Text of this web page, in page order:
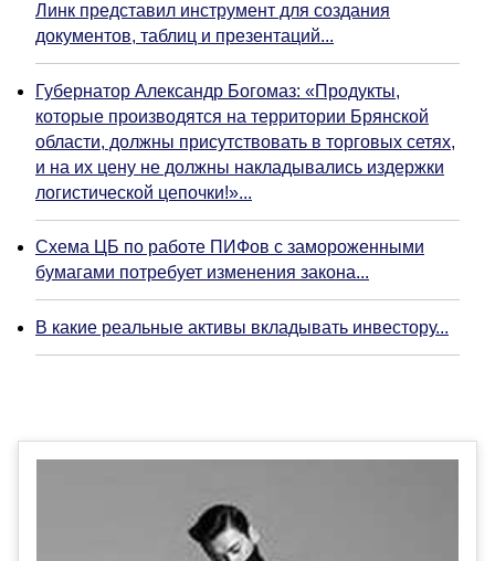
Линк представил инструмент для создания
документов, таблиц и презентаций...
Губернатор Александр Богомаз: «Продукты,
которые производятся на территории Брянской
области, должны присутствовать в торговых сетях,
и на их цену не должны накладывались издержки
логистической цепочки!»...
Схема ЦБ по работе ПИФов с замороженными
бумагами потребует изменения закона...
В какие реальные активы вкладывать инвестору...